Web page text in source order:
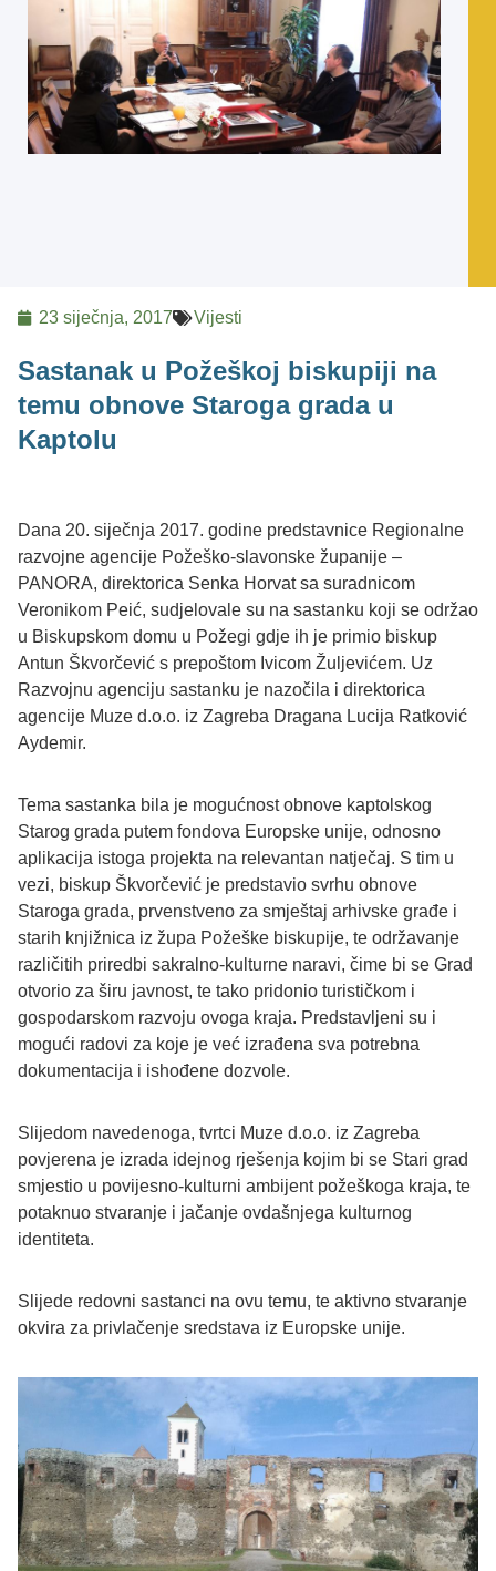
23 siječnja, 2017 Vijesti
Sastanak u Požeškoj biskupiji na
temu obnove Staroga grada u
Kaptolu
Dana 20. siječnja 2017. godine predstavnice Regionalne
razvojne agencije Požeško-slavonske županije –
PANORA, direktorica Senka Horvat sa suradnicom
Veronikom Peić, sudjelovale su na sastanku koji se održao
u Biskupskom domu u Požegi gdje ih je primio biskup
Antun Škvorčević s prepoštom Ivicom Žuljevićem. Uz
Razvojnu agenciju sastanku je nazočila i direktorica
agencije Muze d.o.o. iz Zagreba Dragana Lucija Ratković
Aydemir.
Tema sastanka bila je mogućnost obnove kaptolskog
Starog grada putem fondova Europske unije, odnosno
aplikacija istoga projekta na relevantan natječaj. S tim u
vezi, biskup Škvorčević je predstavio svrhu obnove
Staroga grada, prvenstveno za smještaj arhivske građe i
starih knjižnica iz župa Požeške biskupije, te održavanje
različitih priredbi sakralno-kulturne naravi, čime bi se Grad
otvorio za širu javnost, te tako pridonio turističkom i
gospodarskom razvoju ovoga kraja. Predstavljeni su i
mogući radovi za koje je već izrađena sva potrebna
dokumentacija i ishođene dozvole.
Slijedom navedenoga, tvrtci Muze d.o.o. iz Zagreba
povjerena je izrada idejnog rješenja kojim bi se Stari grad
smjestio u povijesno-kulturni ambijent požeškoga kraja, te
potaknuo stvaranje i jačanje ovdašnjega kulturnog
identiteta.
Slijede redovni sastanci na ovu temu, te aktivno stvaranje
okvira za privlačenje sredstava iz Europske unije.